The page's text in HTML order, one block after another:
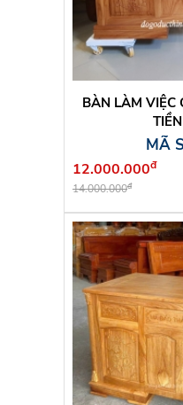
BÀN LÀM
MÃ
12.000.000đ
14.000.000đ